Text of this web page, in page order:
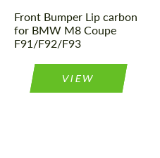
Front Bumper Lip carbon
for BMW M8 Coupe
F91/F92/F93
VIEW